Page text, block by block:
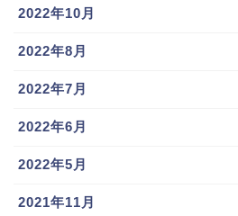
2022年10月
2022年8月
2022年7月
2022年6月
2022年5月
2021年11月